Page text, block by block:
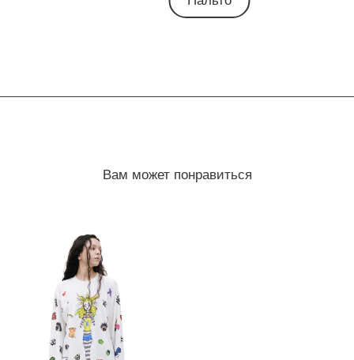
Вам может понравиться